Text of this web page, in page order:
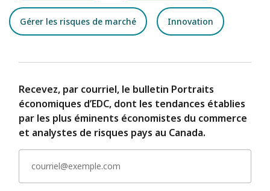
Gérer les risques de marché Innovation
Recevez, par courriel, le bulletin Portraits
économiques d’EDC, dont les tendances établies
par les plus éminents économistes du commerce
et analystes de risques pays au Canada.